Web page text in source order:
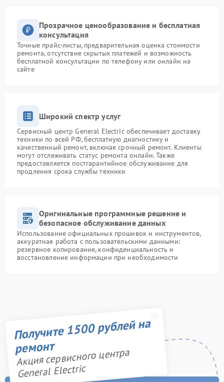
Прозрачное ценообразование и бесплатная
консультация
Точные прайс-листы, предварительная оценка стоимости
ремонта, отсутствие скрытых платежей и возможность
бесплатной консультации по телефону или онлайн на
сайте
Широкий спектр услуг
Сервисный центр General Electric обеспечивает доставку
техники по всей РФ, бесплатную диагностику и
качественный ремонт, включая срочный ремонт. Клиенты
могут отслеживать статус ремонта онлайн. Также
предоставляется постгарантийное обслуживание для
продления срока службы техники
Оригинальные программные решение и
безопасное обслуживание данных
Использование официальных прошивок и инструментов,
аккуратная работа с пользовательскими данными:
резервное копирование, конфиденциальность и
восстановление информации при необходимости
Получите 1500 рублей на
ремонт
Акция сервисного центра
General Electric